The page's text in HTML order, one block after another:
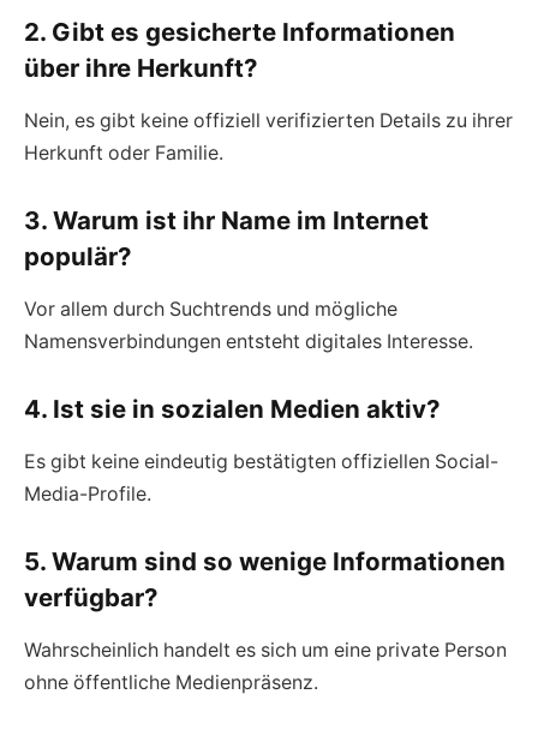
2. Gibt es gesicherte Informationen
über ihre Herkunft?
Nein, es gibt keine offiziell verifizierten Details zu ihrer
Herkunft oder Familie.
3. Warum ist ihr Name im Internet
populär?
Vor allem durch Suchtrends und mögliche
Namensverbindungen entsteht digitales Interesse.
4. Ist sie in sozialen Medien aktiv?
Es gibt keine eindeutig bestätigten offiziellen Social-
Media-Profile.
5. Warum sind so wenige Informationen
verfügbar?
Wahrscheinlich handelt es sich um eine private Person
ohne öffentliche Medienpräsenz.